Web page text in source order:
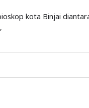
kota Binjai